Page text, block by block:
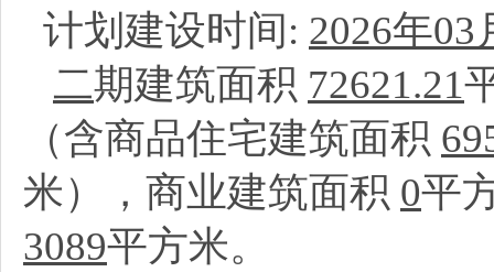
计划建设时间: 2026年03
二期建筑面积 72621.21
（含商品住宅建筑面积
米），商业建筑面积 0平
3089平方米。